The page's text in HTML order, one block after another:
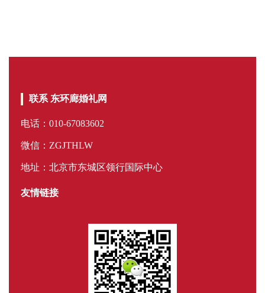
联系 东环廊婚礼网
电话：010-67083602
微信：ZGJTHLW
地址：北京市东城区领行国际中心
友情链接